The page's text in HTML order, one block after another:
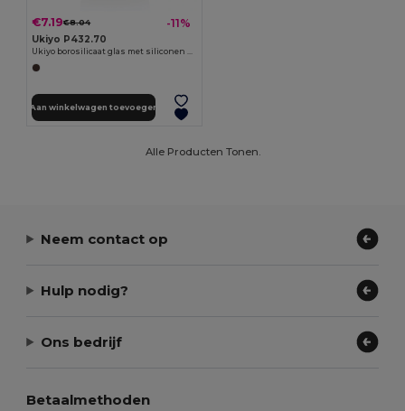
€7.19€8.04 -11%
Ukiyo P432.70
Ukiyo borosilicaat glas met siliconen deksel en sleeve
Aan winkelwagen toevoegen
Alle Producten Tonen.
Neem contact op
Hulp nodig?
Ons bedrijf
Betaalmethoden